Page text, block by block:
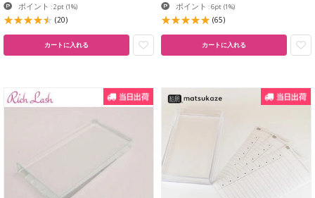
ポイント : 2pt (1%)
(20)
カートに入れる
ポイント : 6pt (1%)
(65)
カートに入れる